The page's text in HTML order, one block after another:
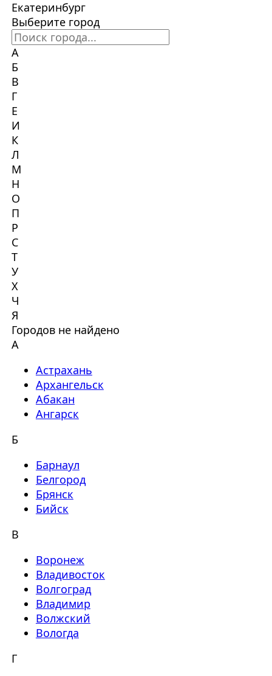
Екатеринбург
Выберите город
А
Б
В
Г
Е
И
К
Л
М
Н
О
П
Р
С
Т
У
Х
Ч
Я
Городов не найдено
А
Астрахань
Архангельск
Абакан
Ангарск
Б
Барнаул
Белгород
Брянск
Бийск
В
Воронеж
Владивосток
Волгоград
Владимир
Волжский
Вологда
Г